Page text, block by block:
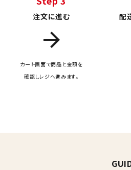
注文に進む
arrow_forward
カート画面で商品と金額を
確認しレジへ進みます。
配